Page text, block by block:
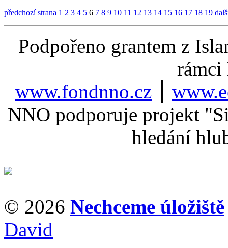
předchozí strana 1 2 3 4 5 6 7 8 9 10 11 12 13 14 15 16 17 18 19
Podpořeno grantem z
rámci
www.fondnno.cz
NNO podporuje projekt
hledání
© 2026 Nechceme úložiště
David